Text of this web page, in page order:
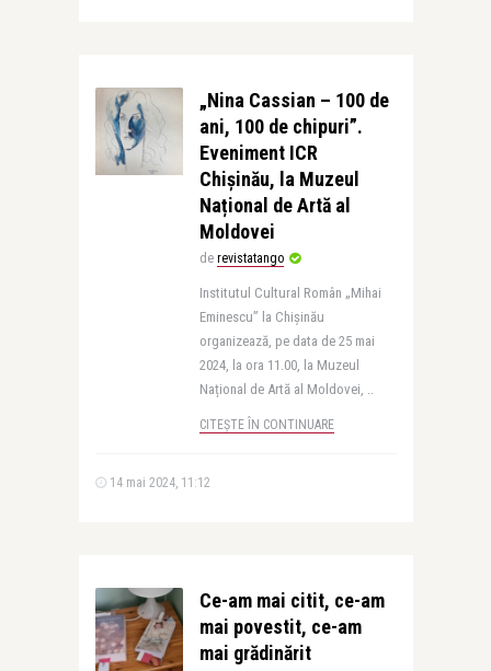
„Nina Cassian – 100 de
ani, 100 de chipuri”.
Eveniment ICR
Chișinău, la Muzeul
Național de Artă al
Moldovei
de revistatango
Institutul Cultural Român „Mihai
Eminescu” la Chișinău
organizează, pe data de 25 mai
2024, la ora 11.00, la Muzeul
Național de Artă al Moldovei, ..
CITEȘTE ÎN CONTINUARE
14 mai 2024, 11:12
Ce-am mai citit, ce-am
mai povestit, ce-am
mai grădinărit